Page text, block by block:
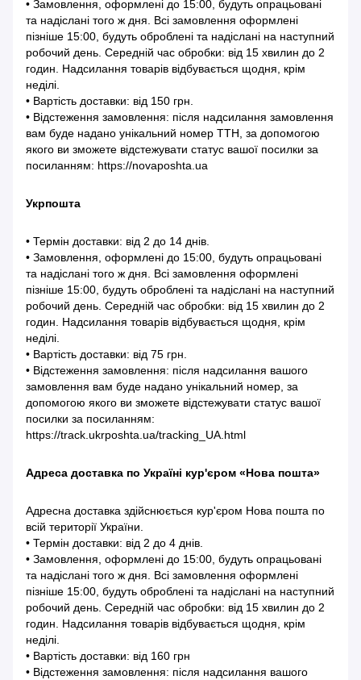
• Замовлення, оформлені до 15:00, будуть опрацьовані
та надіслані того ж дня. Всі замовлення оформлені
пізніше 15:00, будуть оброблені та надіслані на наступний
робочий день. Середній час обробки: від 15 хвилин до 2
годин. Надсилання товарів відбувається щодня, крім
неділі.
• Вартість доставки: від 150 грн.
• Відстеження замовлення: після надсилання замовлення
вам буде надано унікальний номер ТТН, за допомогою
якого ви зможете відстежувати статус вашої посилки за
посиланням: https://novaposhta.ua
Укрпошта
• Термін доставки: від 2 до 14 днів.
• Замовлення, оформлені до 15:00, будуть опрацьовані
та надіслані того ж дня. Всі замовлення оформлені
пізніше 15:00, будуть оброблені та надіслані на наступний
робочий день. Середній час обробки: від 15 хвилин до 2
годин. Надсилання товарів відбувається щодня, крім
неділі.
• Вартість доставки: від 75 грн.
• Відстеження замовлення: після надсилання вашого
замовлення вам буде надано унікальний номер, за
допомогою якого ви зможете відстежувати статус вашої
посилки за посиланням:
https://track.ukrposhta.ua/tracking_UA.html
Адреса доставка по Україні кур'єром «Нова пошта»
Адресна доставка здійснюється кур'єром Нова пошта по
всій території України.
• Термін доставки: від 2 до 4 днів.
• Замовлення, оформлені до 15:00, будуть опрацьовані
та надіслані того ж дня. Всі замовлення оформлені
пізніше 15:00, будуть оброблені та надіслані на наступний
робочий день. Середній час обробки: від 15 хвилин до 2
годин. Надсилання товарів відбувається щодня, крім
неділі.
• Вартість доставки: від 160 грн
• Відстеження замовлення: після надсилання вашого